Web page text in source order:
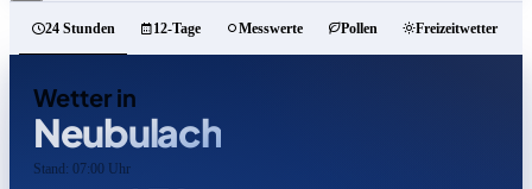
24 Stunden 12-Tage Messwerte Pollen Freizeitwetter
Wetter in
Neubulach
Stand: 07:00 Uhr